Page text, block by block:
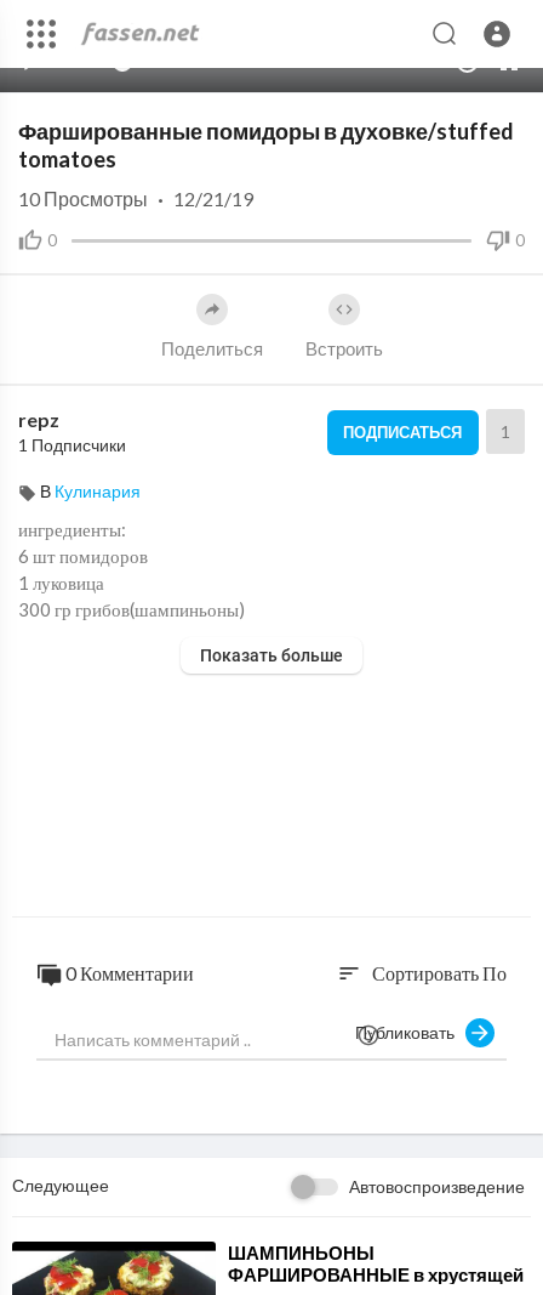
Фаршированные помидоры в духовке/stuffed
tomatoes
0 0
10 Просмотры · 12/21/19
Поделиться Встроить
repz
1 Подписчики
ПОДПИСАТЬСЯ 1
В Кулинария
ингредиенты:
6 шт помидоров
1 луковица
300 гр грибов(шампиньоны)
Показать больше
0 Комментарии sort Сортировать По
Публиковать
Следующее Автовоспроизведение
⁣ШАМПИНЬОНЫ
ФАРШИРОВАННЫЕ в хрустящей